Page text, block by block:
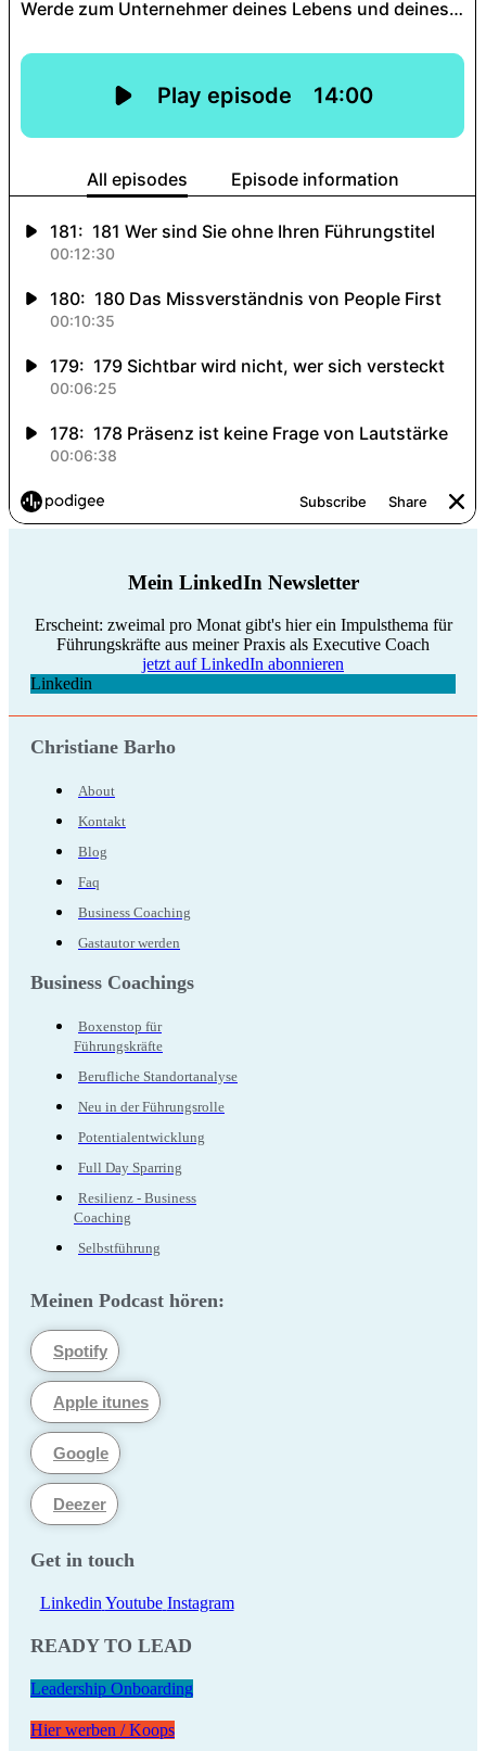
Mein LinkedIn Newsletter
Erscheint: zweimal pro Monat gibt's hier ein Impulsthema für
Führungskräfte aus meiner Praxis als Executive Coach
jetzt auf LinkedIn abonnieren
Linkedin
Christiane Barho
About
Kontakt
Blog
Faq
Business Coaching
Gastautor werden
Business Coachings
Boxenstop für
Führungskräfte
Berufliche Standortanalyse
Neu in der Führungsrolle
Potentialentwicklung
Full Day Sparring
Resilienz - Business
Coaching
Selbstführung
Meinen Podcast hören:
Spotify
Apple itunes
Google
Deezer
Get in touch
Linkedin Youtube Instagram
READY TO LEAD
Leadership Onboarding
Hier werben / Koops